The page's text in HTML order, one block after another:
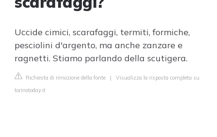
Uccide cimici, scarafaggi, termiti, formiche,
pesciolini d'argento, ma anche zanzare e
ragnetti. Stiamo parlando della scutigera.
Richiesta di rimozione della fonte | Visualizza la risposta completa su
torinotoday.it